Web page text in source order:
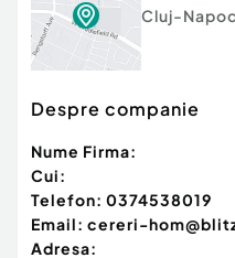
Cluj-
Despre companie
Nume Firma:
Cui:
Telefon: 0374538019
Email: cereri-
Adresa: